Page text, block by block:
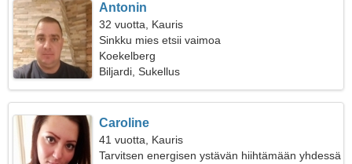
Antonin
32 vuotta, Kauris
Sinkku mies etsii vaimoa
Koekelberg
Biljardi, Sukellus
Caroline
41 vuotta, Kauris
Tarvitsen energisen ystävän hiihtämään yhdessä